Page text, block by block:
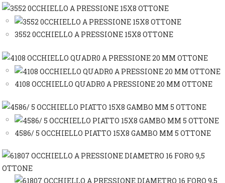
3552 0CCHIELLO A PRESSIONE 15X8 OTTONE
4108 OCCHIELLO QUADR0 A PRESSIONE 20 MM OTTONE
4586/ 5 OCCHIELLO PIATTO 15X8 GAMBO MM 5 OTTONE